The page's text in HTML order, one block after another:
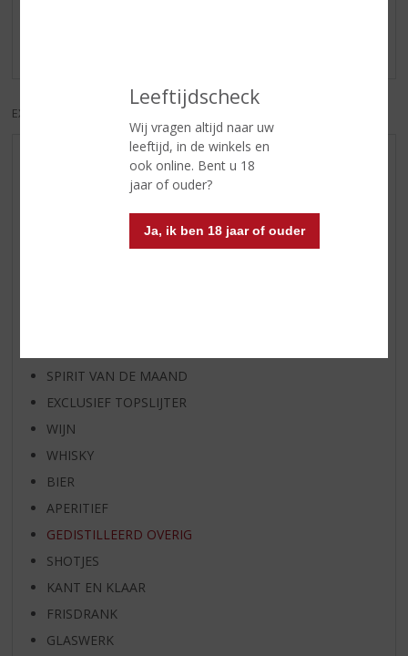
Leeftijdscheck
Wij vragen altijd naar uw
leeftijd, in de winkels en
ook online. Bent u 18
jaar of ouder?
Ja, ik ben 18 jaar of ouder
EXCL. BTW
AANBIEDINGEN
NIEUWE BIEREN
NIEUWE WHISKY
SPIRIT VAN DE MAAND
EXCLUSIEF TOPSLIJTER
WIJN
WHISKY
BIER
APERITIEF
GEDISTILLEERD OVERIG
SHOTJES
KANT EN KLAAR
FRISDRANK
GLASWERK